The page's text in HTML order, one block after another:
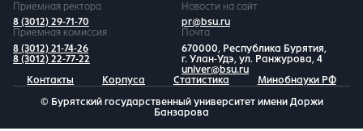
Приемная ректора
8 (3012) 29-71-70
Новости на сайт
pr@bsu.ru
Приемная комиссия
8 (3012) 21-74-26
8 (3012) 22-77-22
Почта
670000, Республика Бурятия,
г. Улан-Удэ, ул. Ранжурова, 4
univer@bsu.ru
Контакты
Корпуса Статистика Минобнауки РФ
© Бурятский государственный университет имени Доржи
Банзарова